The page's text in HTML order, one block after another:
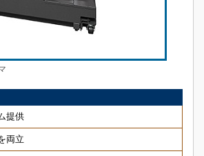
提供
両立